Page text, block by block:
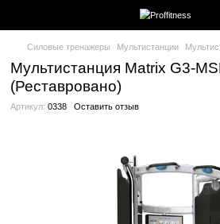
Мультистанция Matrix
(Реставровано)